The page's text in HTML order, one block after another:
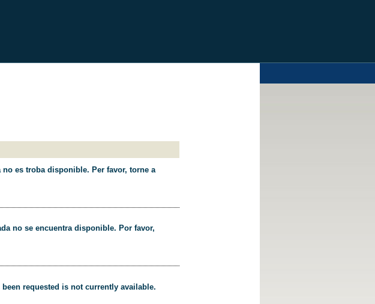
es troba disponible. Per favor, torne a
no se encuentra disponible. Por favor,
requested is not currently available.